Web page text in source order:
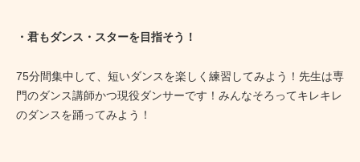
・君もダンス・スターを目指そう！
75分間集中して、短いダンスを楽しく練習してみよう！先生は専
門のダンス講師かつ現役ダンサーです！みんなそろってキレキレ
のダンスを踊ってみよう！